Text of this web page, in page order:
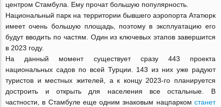
центром Стамбула. Ему прочат большую популярность.
Национальный парк на территории бывшего аэропорта Ататюрк
имеет очень большую площадь, поэтому в эксплуатацию его
будут вводить по частям. Один из ключевых этапов завершится
в 2023 году.
На данный момент существует сразу 443 проекта
национальных садов по всей Турции. 143 из них уже радуют
туристов и местных жителей, а к концу 2023-го планируется
достроить и открыть для населения все остальные. В
частности, в Стамбуле еще одним знаковым нацпарком станет